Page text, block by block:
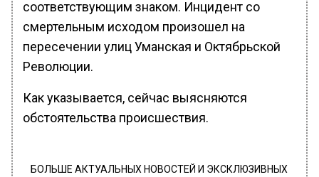
соответствующим знаком. Инцидент со
смертельным исходом произошел на
пересечении улиц Уманская и Октябрьской
Революции.
Как указывается, сейчас выясняются
обстоятельства происшествия.
БОЛЬШЕ АКТУАЛЬНЫХ НОВОСТЕЙ И ЭКСКЛЮЗИВНЫХ